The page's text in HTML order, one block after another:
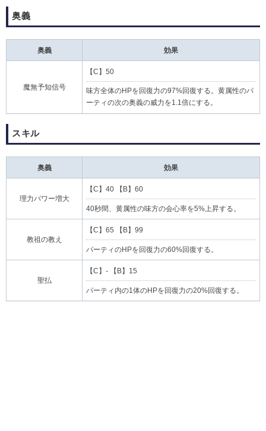
奥義
奥義 効果
魔無予知信号
【C】50
味方全体のHPを回復力の97%回復する。黄属性のパ
ーティの次の奥義の威力を1.1倍にする。
スキル
奥義 効果
理力パワー増大
【C】40 【B】60
40秒間、黄属性の味方の会心率を5%上昇する。
教祖の教え
【C】65 【B】99
パーティのHPを回復力の60%回復する。
聖払
【C】- 【B】15
パーティ内の1体のHPを回復力の20%回復する。